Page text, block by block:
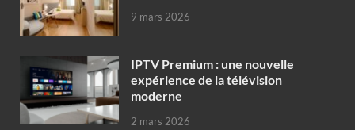
9 mars 2026
IPTV Premium : une nouvelle
expérience de la télévision
moderne
2 mars 2026